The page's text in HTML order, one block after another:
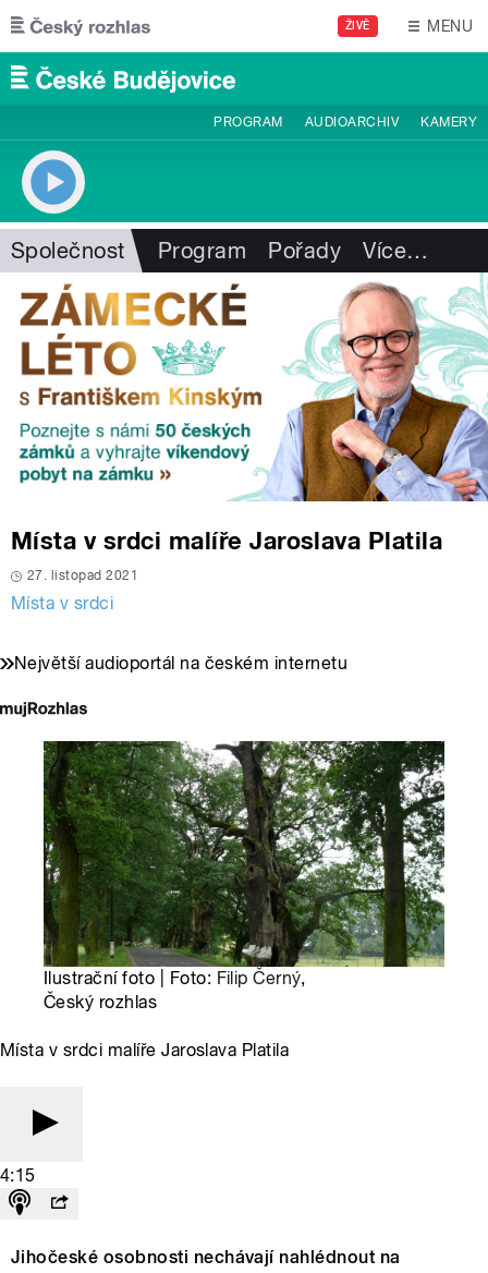
Přejít k hlavnímu obsahu
ŽIVĚ MENU
PROGRAM AUDIOARCHIV KAMERY
Společnost Program Pořady Více…
Místa v srdci malíře Jaroslava Platila
27. listopad 2021
Místa v srdci
Největší audioportál na českém internetu
Ilustrační foto | Foto: Filip Černý,
Český rozhlas
Místa v srdci malíře Jaroslava Platila
4:15
Jihočeské osobnosti nechávají nahlédnout na